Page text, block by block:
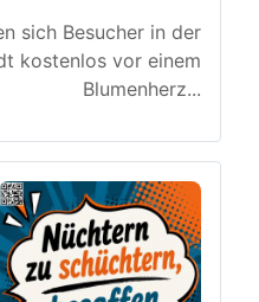
sich Besucher in der
kostenlos vor einem
Blumenherz...